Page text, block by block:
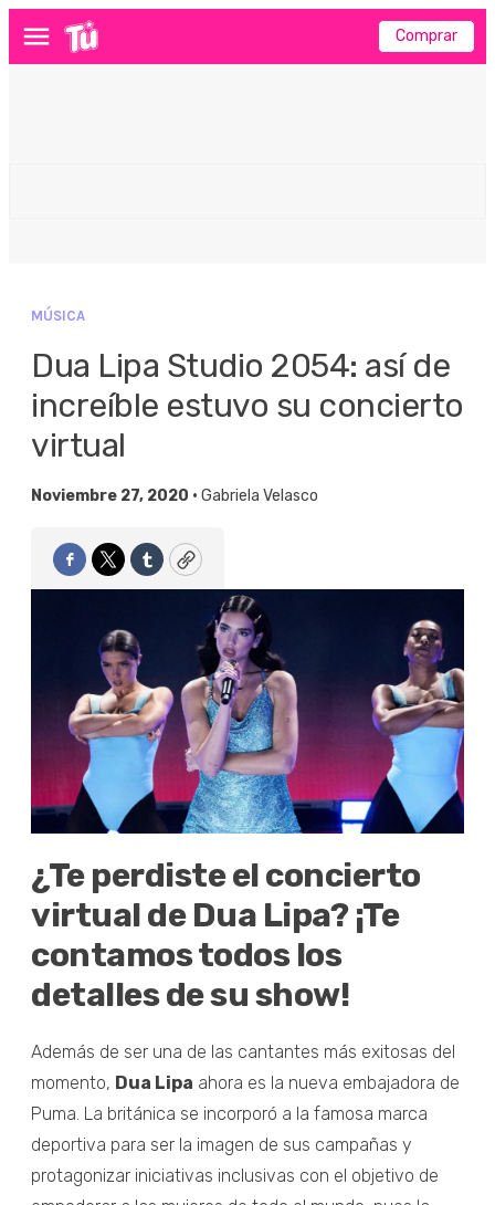
Menú Comprar
MÚSICA
Dua Lipa Studio 2054: así de
increíble estuvo su concierto
virtual
Noviembre 27, 2020 • Gabriela Velasco
Facebook
TwitterTumblrCopy
¿Te perdiste el concierto
virtual de Dua Lipa? ¡Te
contamos todos los
detalles de su show!
Además de ser una de las cantantes más exitosas del
momento, Dua Lipa ahora es la nueva embajadora de
Puma. La británica se incorporó a la famosa marca
deportiva para ser la imagen de sus campañas y
protagonizar iniciativas inclusivas con el objetivo de